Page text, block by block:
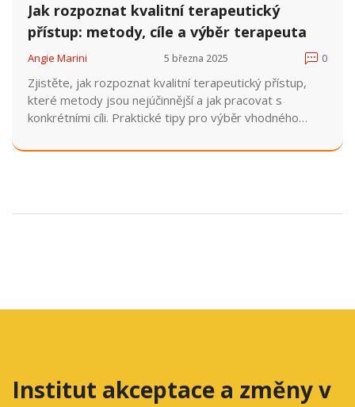
Jak rozpoznat kvalitní terapeutický
přístup: metody, cíle a výběr terapeuta
Angie Marini 5 března 2025 0
Zjistěte, jak rozpoznat kvalitní terapeutický přístup,
které metody jsou nejúčinnější a jak pracovat s
konkrétními cíli. Praktické tipy pro výběr vhodného
Institut akceptace a změny v